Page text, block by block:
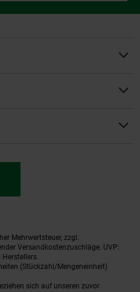
Mehrwertsteuer, zzgl.
Versandkostenzuschläge. UVP:
(Stückzahl/Mengeneinheit)
sich auf unseren zuvor